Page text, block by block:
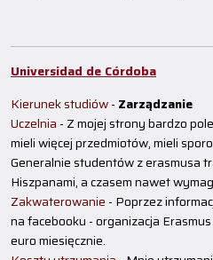
Universidad de Córdoba
Kierunek studiów- Zarządzanie
Uczelnia - Z mojej strony bardzo
mieli więcej przedmiotów, mieli
Generalnie studentów z erasmusa
Hiszpanami, a czasem nawet
Zakwaterowanie - Poprzez
na facebooku - organizacja
euro miesięcznie.